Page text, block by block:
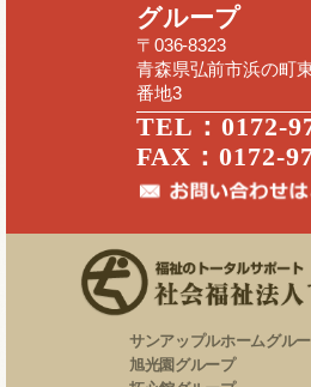
グループ
〒036-8323
青森県弘前市浜の町
番地3
TEL：0172-
FAX：0172-
サンアップルホームグル
旭光園グループ